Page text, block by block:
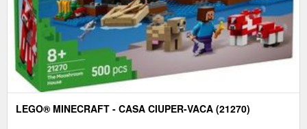
LEGO® MINECRAFT - CASA CIUPER-VACA (21270)